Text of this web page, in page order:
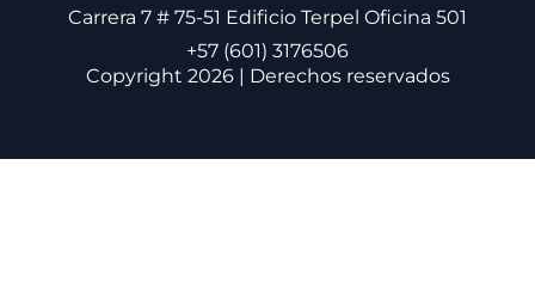
Carrera 7 # 75-51 Edificio Terpel Oficina 501
+57 (601) 3176506
Copyright 2026 | Derechos reservados